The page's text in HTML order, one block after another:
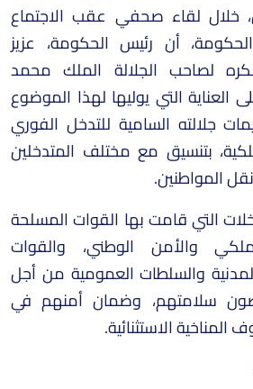
خلال لقاء صحفي عقب الاجتماع
أن رئيس الحكومة، عزيز
لصاحب الجلالة الملك محمد
العناية التي يوليها لهذا الموضوع
جلالته السامية للتدخل الفوري
بتنسيق مع مختلف المتدخلين
المواطنين.
التي قامت بها القوات المسلحة
والأمن الوطني، والقوات
والسلطات العمومية من أجل
سلامتهم، وضمان أمنهم في
الاستثنائية.